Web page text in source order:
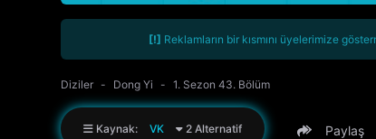
[!] Reklamların bir kısmını üyelerimize
Diziler Dong Yi 1. Sezon 43. Bölüm
Kaynak: VK 2 Alternatif Paylaş